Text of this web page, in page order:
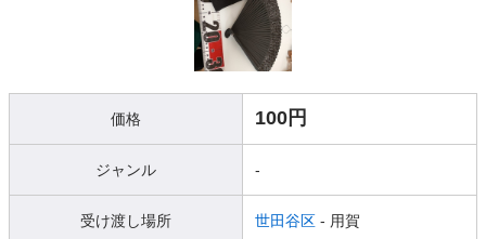
価格 100円
ジャンル -
受け渡し場所 世田谷区 - 用賀